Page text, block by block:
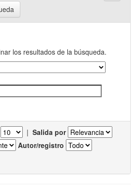
los resultados de la búsqueda.
| Salida por
Autor/registro